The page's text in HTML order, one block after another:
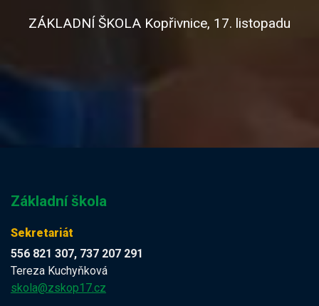
ZÁKLADNÍ ŠKOLA Kopřivnice, 17. listopadu
Základní škola
Sekretariát
556 821 307, 737 207 291
Tereza Kuchyňková
skola@zskop17.cz